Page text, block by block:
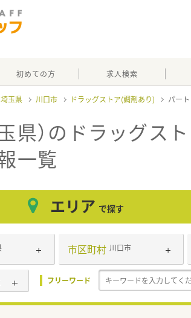
初めての方 求人検索
埼玉県 川口市 ドラッグストア(調剤あり) パート
県）のドラッグス
一覧
エリア で探す
市区町村 川口市
フリーワード